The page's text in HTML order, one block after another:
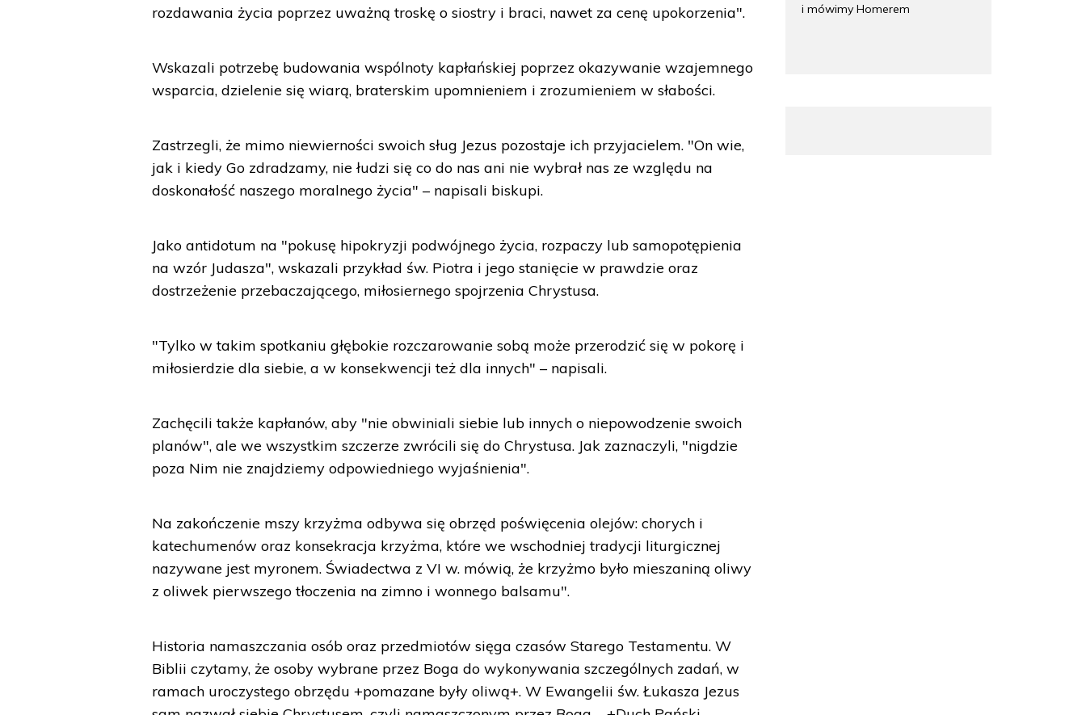
rozdawania życia poprzez uważną troskę o siostry i braci, nawet za cenę upokorzenia".
Wskazali potrzebę budowania wspólnoty kapłańskiej poprzez okazywanie wzajemnego
wsparcia, dzielenie się wiarą, braterskim upomnieniem i zrozumieniem w słabości.
Zastrzegli, że mimo niewierności swoich sług Jezus pozostaje ich przyjacielem. "On wie,
jak i kiedy Go zdradzamy, nie łudzi się co do nas ani nie wybrał nas ze względu na
doskonałość naszego moralnego życia" – napisali biskupi.
Jako antidotum na "pokusę hipokryzji podwójnego życia, rozpaczy lub samopotępienia
na wzór Judasza", wskazali przykład św. Piotra i jego stanięcie w prawdzie oraz
dostrzeżenie przebaczającego, miłosiernego spojrzenia Chrystusa.
"Tylko w takim spotkaniu głębokie rozczarowanie sobą może przerodzić się w pokorę i
miłosierdzie dla siebie, a w konsekwencji też dla innych" – napisali.
Zachęcili także kapłanów, aby "nie obwiniali siebie lub innych o niepowodzenie swoich
planów", ale we wszystkim szczerze zwrócili się do Chrystusa. Jak zaznaczyli, "nigdzie
poza Nim nie znajdziemy odpowiedniego wyjaśnienia".
Na zakończenie mszy krzyżma odbywa się obrzęd poświęcenia olejów: chorych i
katechumenów oraz konsekracja krzyżma, które we wschodniej tradycji liturgicznej
nazywane jest myronem. Świadectwa z VI w. mówią, że krzyżmo było mieszaniną oliwy
z oliwek pierwszego tłoczenia na zimno i wonnego balsamu".
Historia namaszczania osób oraz przedmiotów sięga czasów Starego Testamentu. W
Biblii czytamy, że osoby wybrane przez Boga do wykonywania szczególnych zadań, w
ramach uroczystego obrzędu +pomazane były oliwą+. W Ewangelii św. Łukasza Jezus
i mówimy Homerem